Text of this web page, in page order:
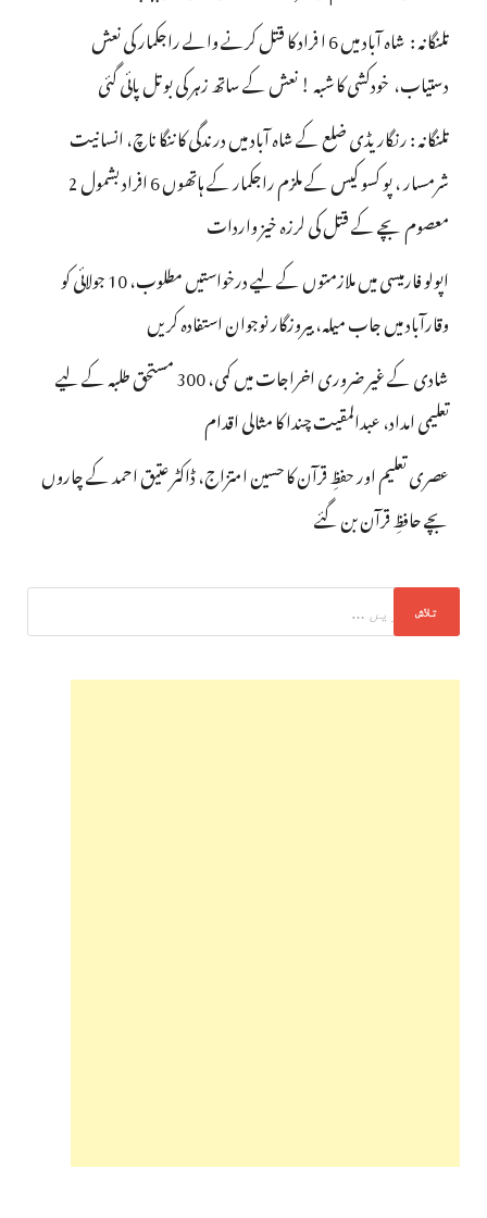
تلنگانہ : شاہ آباد میں 6 ا فراد کا قتل کرنے والے راجکمار کی نعش
دستیاب، خودکشی کا شبہ ! نعش کے ساتھ زہر کی بوتل پائی گئی
تلنگانہ : رنگاریڈی ضلع کے شاہ آباد میں درندگی کا ننگا ناچ، انسانیت
شرمسار ، پو کسو کیس کے ملزم راجکمار کے ہاتھوں 6 افراد بشمول 2
معصوم بچے کے قتل کی لرزہ خیز واردات
اپولو فارمیسی میں ملازمتوں کے لیے درخواستیں مطلوب، 10 جولائی کو
وقارآباد میں جاب میلہ، بیروزگار نوجوان استفادہ کریں
شادی کے غیر ضروری اخراجات میں کمی، 300 مستحق طلبہ کے لیے
تعلیمی امداد، عبدالمقیت چندا کا مثالی اقدام
عصری تعلیم اور حفظِ قرآن کا حسین امتزاج، ڈاکٹر عتیق احمد کے چاروں
بچے حافظِ قرآن بن گئے